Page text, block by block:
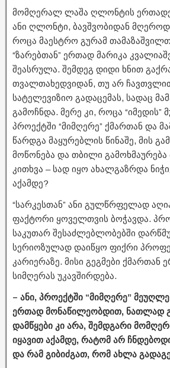
მომღერალ ლაშა ღლონტის
ანი ღლონტი, ბავშვობიდან
როცა მაესტრო გურამ
“ზარებთან” ერთად მარიკა
შეასრულა. შემდეგ დიდი ხნით
თვალთახედვიდან, თუ არ
სატელევიზიო გადაცემას, სადაც
გამოჩნდა. მერე კი, როცა “იმედის”
პროექტში “მიმღერე” ქმართან და
წარდგა მაყურებლის წინაშე, მის
მოწონება და თბილი გამოხმაურება
კითხვა – სად იყო ახალგაზრდა
აქამდე?
“სარკესთან” ანი გულწრფელად
ფაქტორი ყოველთვის ბოჭავდა.
საკუთარ შესაძლებლობებში
სერიოზულად დაიწყო ფიქრი
კარიერაზე. მისი გეგმები
სიმღერას უკავშირდება.
– ანი, პროექტში “მიმღერე”
ერთად მონაწილეობდით, ნათლად
დამწყები კი არა, შემდგარი
იყავით აქამდე, რატომ არ
და რამ გიბიძგათ, რომ ახლა